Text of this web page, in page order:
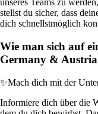
unseres Teams zu
stellst du sicher, dass
dich schnellstmöglich
Wie man sich auf
Germany &
✨Mach dich mit der
Informiere dich über die